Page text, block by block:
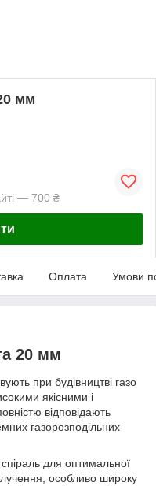
мм
— 700 ₴
Оплата Умови
20 мм
при будівництві газо
якісними і
відповідають
газорозподільних
для оптимальної
особливо широку